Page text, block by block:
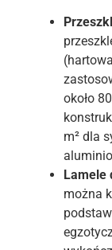
około
m² dla
Lamele
można